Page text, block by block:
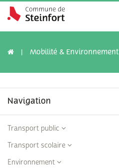
Mobilité & Environnement
Navigation
Transport public
Transport scolaire
Environnement